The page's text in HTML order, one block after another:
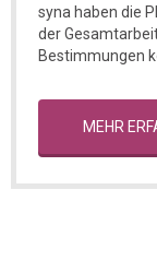
syna haben die
der
Bestimmungen
MEHR